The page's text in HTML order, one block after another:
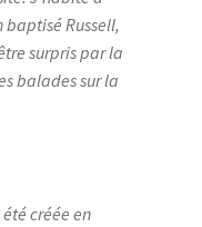
baptisé Russell,
surpris par la
balades sur la
créée en